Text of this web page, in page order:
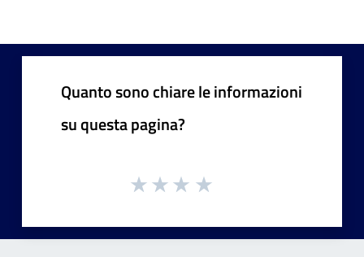
Quanto sono chiare le informazioni
su questa pagina?